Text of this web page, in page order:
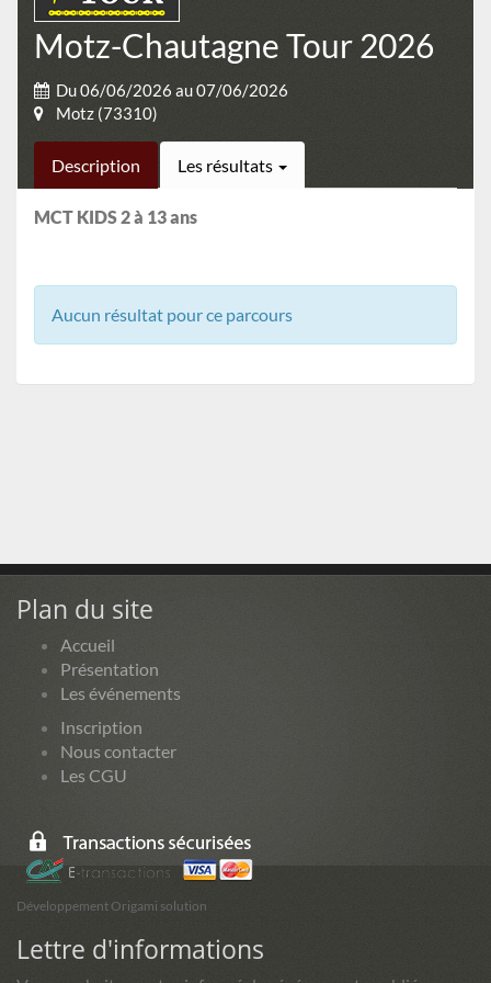
Motz-Chautagne Tour 2026
Du 06/06/2026 au 07/06/2026
Motz (73310)
Description Les résultats
MCT KIDS 2 à 13 ans
Aucun résultat pour ce parcours
Plan du site
Accueil
Présentation
Les événements
Inscription
Nous contacter
Les CGU
Développement Origami solution
Lettre d'informations